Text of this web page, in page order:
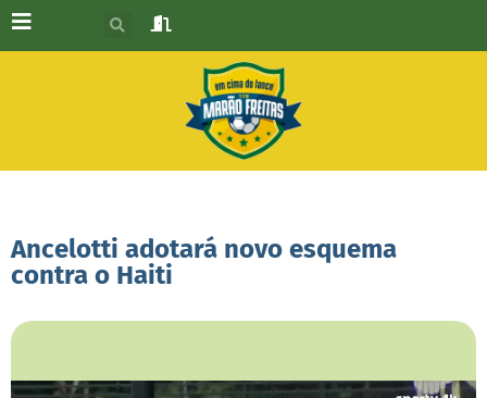
Ancelotti adotará novo esquema
contra o Haiti